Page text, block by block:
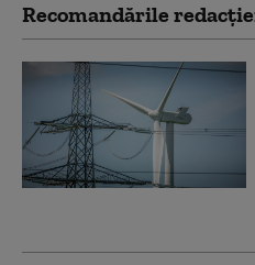
Recomandările